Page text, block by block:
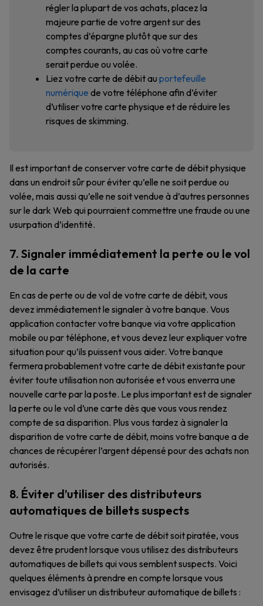
régler la plupart de vos achats, placez la
majeure partie de votre argent sur des
comptes d’épargne plutôt que sur des
comptes courants, au cas où votre carte
serait perdue ou volée.
Liez votre carte de débit au portefeuille
numérique de votre téléphone afin d’éviter
d’utiliser votre carte physique et de réduire les
risques de skimming.
Il est important de conserver votre carte de débit physique
dans un endroit sûr pour éviter qu’elle ne soit perdue ou
volée, mais aussi qu’elle ne soit vendue à d’autres personnes
sur le dark Web qui pourraient commettre une fraude ou une
usurpation d’identité.
7. Signaler immédiatement la perte ou le vol
de la carte
En cas de perte ou de vol de votre carte de débit, vous
devez immédiatement le signaler à votre banque. Vous
application contacter votre banque via votre application
mobile ou par téléphone, et vous devez leur expliquer votre
situation pour qu’ils puissent vous aider. Votre banque
fermera probablement votre carte de débit existante pour
éviter toute utilisation non autorisée et vous enverra une
nouvelle carte par la poste. Le plus important est de signaler
la perte ou le vol d’une carte dès que vous vous rendez
compte de sa disparition. Plus vous tardez à signaler la
disparition de votre carte de débit, moins votre banque a de
chances de récupérer l’argent dépensé pour des achats non
autorisés.
8. Éviter d’utiliser des distributeurs
automatiques de billets suspects
Outre le risque que votre carte de débit soit piratée, vous
devez être prudent lorsque vous utilisez des distributeurs
automatiques de billets qui vous semblent suspects. Voici
quelques éléments à prendre en compte lorsque vous
envisagez d’utiliser un distributeur automatique de billets :